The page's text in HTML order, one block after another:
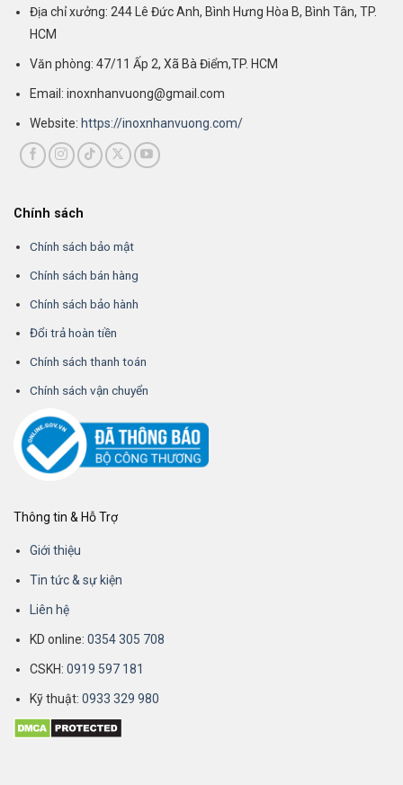
Địa chỉ xưởng: 244 Lê Đức Anh, Bình Hưng Hòa B, Bình Tân, TP.
HCM
Văn phòng: 47/11 Ấp 2, Xã Bà Điểm,TP. HCM
Email: inoxnhanvuong@gmail.com
Website:https://inoxnhanvuong.com/
Chính sách
Chính sách bảo mật
Chính sách bán hàng
Chính sách bảo hành
Đổi trả hoàn tiền
Chính sách thanh toán
Chính sách vận chuyển
Thông tin & Hỗ Trợ
Giới thiệu
Tin tức & sự kiện
Liên hệ
KD online:0354 305 708
CSKH: 0919 597 181
Kỹ thuật:0933 329 980